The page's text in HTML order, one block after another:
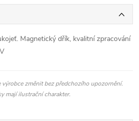
Magnetický dřík, kvalitní zpracování
výrobce změnit bez předchozího upozornění.
mají ilustrační charakter.